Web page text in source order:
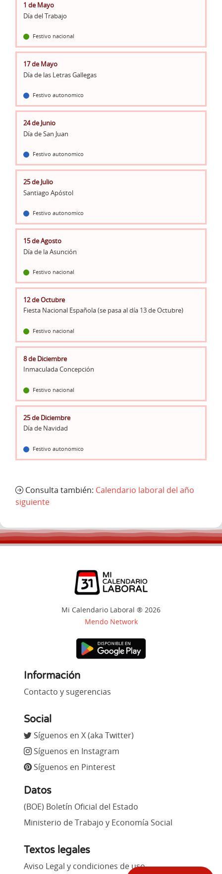
1 de Mayo
Día del Trabajo
Festivo nacional
17 de Mayo
Día de las Letras Gallegas
Festivo autonomico
24 de Junio
Día de San Juan
Festivo autonomico
25 de Julio
Santiago Apóstol
Festivo autonomico
15 de Agosto
Día de la Asunción
Festivo nacional
12 de Octubre
Fiesta Nacional Española (se pasa al día 13 de Octubre)
Festivo nacional
8 de Diciembre
Inmaculada Concepción
Festivo nacional
25 de Diciembre
Día de Navidad
Festivo autonomico
Consulta también: Calendario laboral del año
siguiente
Mi Calendario Laboral ® 2026
Mendo Network
Información
Contacto y sugerencias
Social
Síguenos en X (aka Twitter)
Síguenos en Instagram
Síguenos en Pinterest
Datos
(BOE) Boletín Oficial del Estado
Ministerio de Trabajo y Economía Social
Textos legales
Aviso Legal y condiciones de uso